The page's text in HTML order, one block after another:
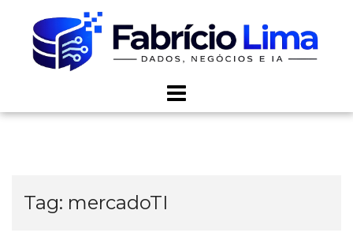
content
Tag: mercadoTI